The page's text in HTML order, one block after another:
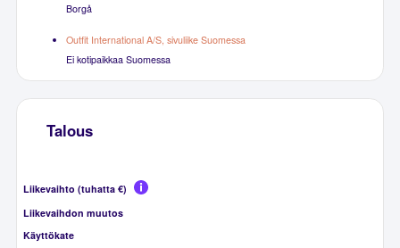
Borgå
Outfit International A/S, sivuliike Suomessa
Ei kotipaikkaa Suomessa
Talous
Liikevaihto (tuhatta €)
Liikevaihdon muutos
Käyttökate